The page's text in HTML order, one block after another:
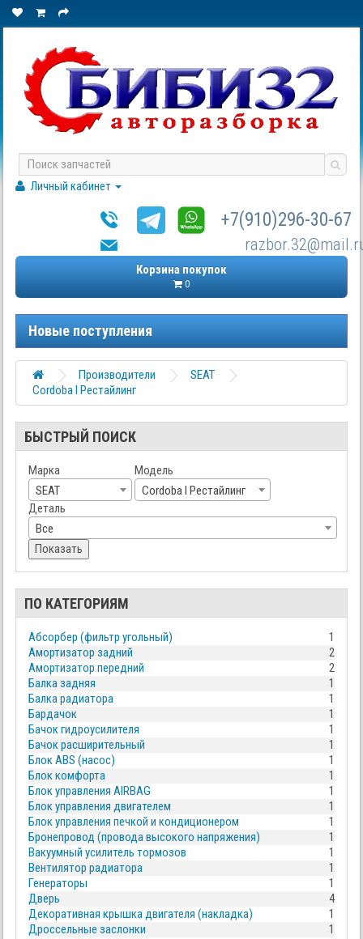
Личный кабинет
+7(910)296-30-67
Корзина покупок
0
Новые поступления
Производители
SEAT
Cordoba I Рестайлинг
БЫСТРЫЙ ПОИСК
Марка
SEAT
Модель
Cordoba I Рестайлинг
Деталь
Все
Показать
ПО КАТЕГОРИЯМ
Абсорбер (фильтр угольный)
1
Амортизатор задний
2
Амортизатор передний
2
Балка задняя
1
Балка радиатора
1
Бардачок
1
Бачок гидроусилителя
1
Бачок расширительный
1
Блок ABS (насос)
1
Блок комфорта
1
Блок управления AIRBAG
1
Блок управления двигателем
1
Блок управления печкой и кондиционером
1
Бронепровод (провода высокого напряжения)
1
Вакуумный усилитель тормозов
1
Вентилятор радиатора
1
Генераторы
1
Дверь
4
Декоративная крышка двигателя (накладка)
1
Дроссельные заслонки
1